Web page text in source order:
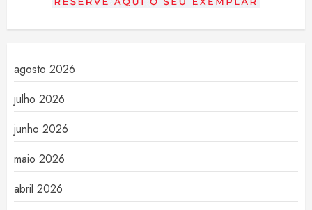
agosto 2026
julho 2026
junho 2026
maio 2026
abril 2026